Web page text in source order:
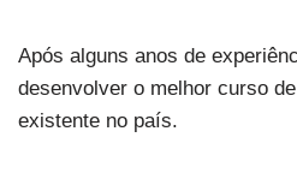
Após alguns anos de
desenvolver o melhor curso
existente no país.